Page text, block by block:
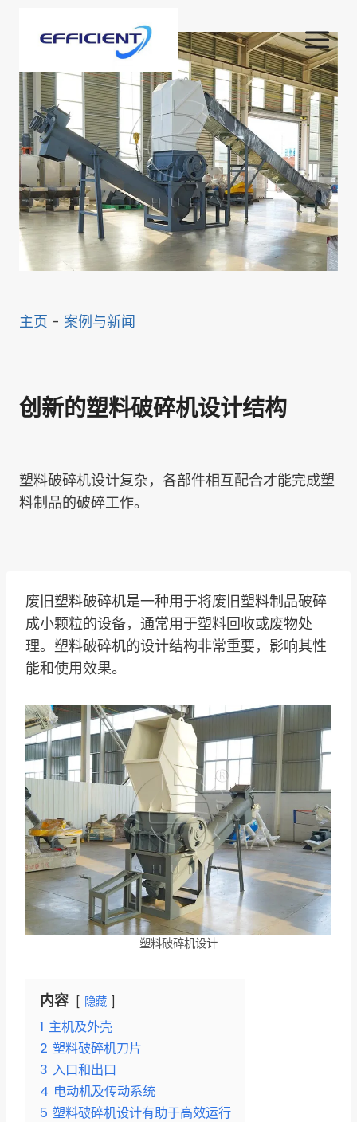
主页 - 案例与新闻
创新的塑料破碎机设计结构
塑料破碎机设计复杂，各部件相互配合才能完成塑
料制品的破碎工作。
废旧塑料破碎机是一种用于将废旧塑料制品破碎
成小颗粒的设备，通常用于塑料回收或废物处
理。塑料破碎机的设计结构非常重要，影响其性
能和使用效果。
塑料破碎机设计
内容 隐藏
1 主机及外壳
2 塑料破碎机刀片
3 入口和出口
4 电动机及传动系统
5 塑料破碎机设计有助于高效运行